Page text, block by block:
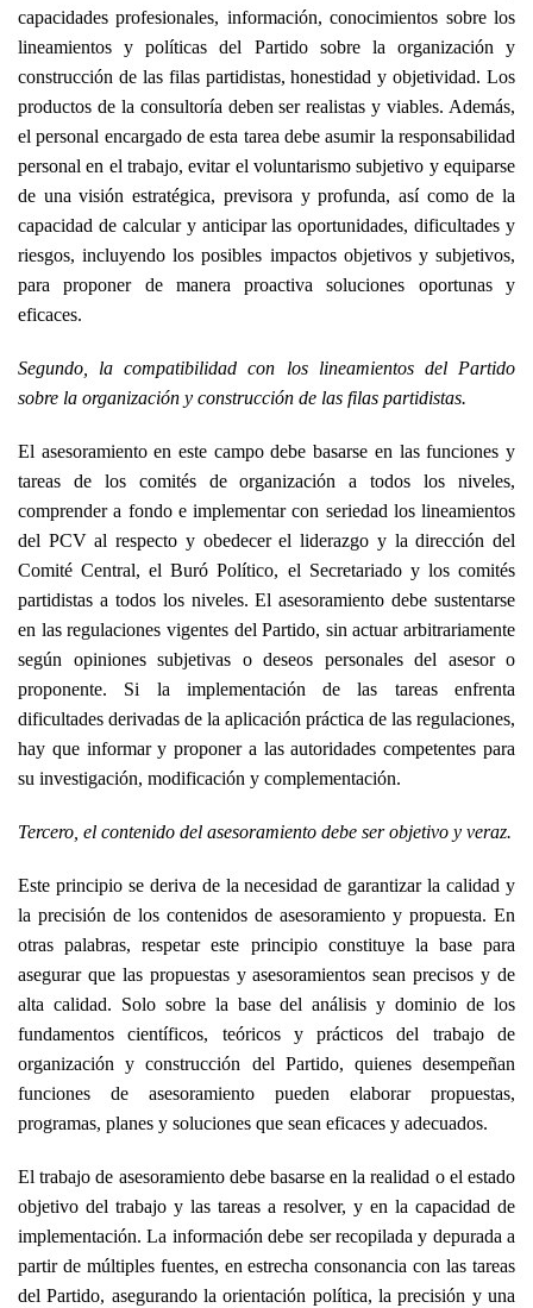
capacidades profesionales, información, conocimientos sobre los
lineamientos y políticas del Partido sobre la organización y
construcción de las filas partidistas, honestidad y objetividad. Los
productos de la consultoría deben ser realistas y viables. Además,
el personal encargado de esta tarea debe asumir la responsabilidad
personal en el trabajo, evitar el voluntarismo subjetivo y equiparse
de una visión estratégica, previsora ​​y profunda, así como de la
capacidad de calcular y anticipar las oportunidades, dificultades y
riesgos, incluyendo los posibles impactos objetivos y subjetivos,
para proponer de manera proactiva soluciones oportunas y
eficaces.
Segundo, la compatibilidad con los lineamientos del Partido
sobre la organización y construcción de las filas partidistas.
El asesoramiento en este campo debe basarse en las funciones y
tareas de los comités de organización a todos los niveles,
comprender a fondo e implementar con seriedad los lineamientos
del PCV al respecto y obedecer el liderazgo y la dirección del
Comité Central, el Buró Político, el Secretariado y los comités
partidistas a todos los niveles. El asesoramiento debe sustentarse
en las regulaciones vigentes del Partido, sin actuar arbitrariamente
según opiniones subjetivas o deseos personales del asesor o
proponente. Si la implementación de las tareas enfrenta
dificultades derivadas de la aplicación práctica de las regulaciones,
hay que informar y proponer a las autoridades competentes para
su investigación, modificación y complementación.
Tercero, el contenido del asesoramiento debe ser objetivo y veraz.
Este principio se deriva de la necesidad de garantizar la calidad y
la precisión de los contenidos de asesoramiento y propuesta. En
otras palabras, respetar este principio constituye la base para
asegurar que las propuestas y asesoramientos sean precisos y de
alta calidad. Solo sobre la base del análisis y dominio de los
fundamentos científicos, teóricos y prácticos del trabajo de
organización y construcción del Partido, quienes desempeñan
funciones de asesoramiento pueden elaborar propuestas,
programas, planes y soluciones que sean eficaces y adecuados.
El trabajo de asesoramiento debe basarse en la realidad o el estado
objetivo del trabajo y las tareas a resolver, y en la capacidad de
implementación. La información debe ser recopilada y depurada a
partir de múltiples fuentes, en estrecha consonancia con las tareas
del Partido, asegurando la orientación política, la precisión y una